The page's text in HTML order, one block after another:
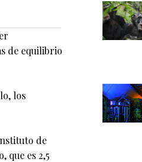
de equilibrio
los
de
que es 2,5